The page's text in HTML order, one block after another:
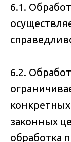
6.1.
6.2.
законных
обработка